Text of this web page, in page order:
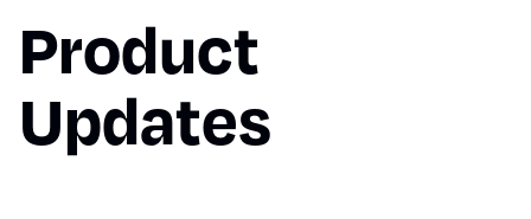
Product
Updates